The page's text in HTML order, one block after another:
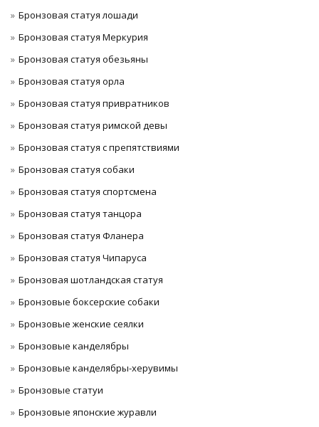
Бронзовая статуя лошади
Бронзовая статуя Меркурия
Бронзовая статуя обезьяны
Бронзовая статуя орла
Бронзовая статуя привратников
Бронзовая статуя римской девы
Бронзовая статуя с препятствиями
Бронзовая статуя собаки
Бронзовая статуя спортсмена
Бронзовая статуя танцора
Бронзовая статуя Фланера
Бронзовая статуя Чипаруса
Бронзовая шотландская статуя
Бронзовые боксерские собаки
Бронзовые женские сеялки
Бронзовые канделябры
Бронзовые канделябры-херувимы
Бронзовые статуи
Бронзовые японские журавли